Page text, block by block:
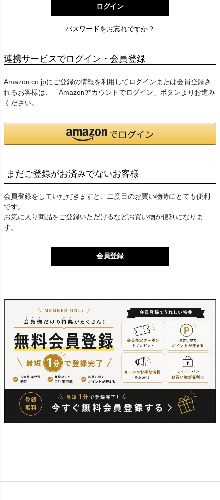
ログイン
パスワードをお忘れですか？
連携サービスでログイン・会員登録
Amazon.co.jpにご登録の情報を利用してログインまたは会員登録さ
れるお客様は、「Amazonアカウントでログイン」ボタンよりお進み
ください。
まだご登録がお済みでないお客様
会員登録をしていただきますと、二度目のお買い物時にとても便利
です。
お気に入り商品をご登録いただけるなどお買い物が便利になりま
す。
会員登録